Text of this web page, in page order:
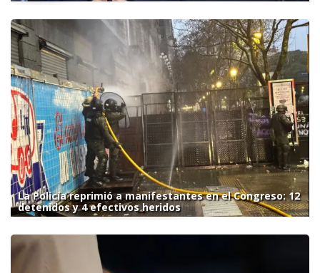
La Policía reprimió a manifestantes en el Congreso: 12
detenidos y 4 efectivos heridos